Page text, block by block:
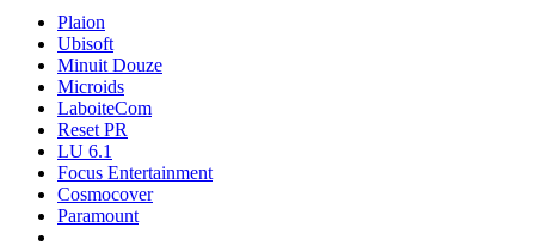
Plaion
Ubisoft
Minuit Douze
Microids
LaboiteCom
Reset PR
LU 6.1
Focus Entertainment
Cosmocover
Paramount